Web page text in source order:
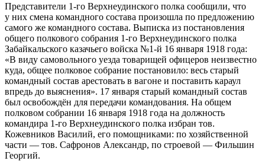
Представители 1-го Верхнеудинского полка сообщили, что
у них смена командного состава произошла по предложению
самого же командного состава. Выписка из постановления
общего полкового собрания 1-го Верхнеудинского полка
Забайкальского казачьего войска №1-й 16 января 1918 года:
«В виду самовольного уезда товарищей офицеров неизвестно
куда, общее полковое собрание постановило: весь старый
командный состав арестовать в вагоне и поставить караул
впредь до выяснения». 17 января старый командный состав
был освобождён для передачи командования. На общем
полковом собрании 16 января 1918 года на должность
командира 1-го Верхнеудинского полка избран тов.
Кожевников Василий, его помощниками: по хозяйственной
части — тов. Сафронов Александр, по строевой — Фильшин
Георгий.